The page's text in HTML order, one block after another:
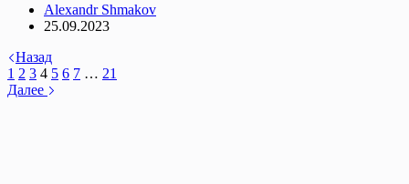
Alexandr Shmakov
25.09.2023
Назад
1 2 3 4 5 6 7 … 21
Далее